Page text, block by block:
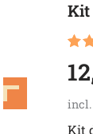
Kit
con
de
de
incl.
Kit
alta
para